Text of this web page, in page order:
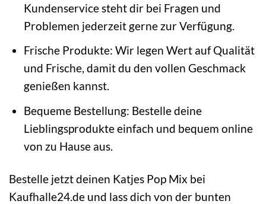
Kundenservice steht dir bei Fragen und
Problemen jederzeit gerne zur Verfügung.
Frische Produkte: Wir legen Wert auf Qualität
und Frische, damit du den vollen Geschmack
genießen kannst.
Bequeme Bestellung: Bestelle deine
Lieblingsprodukte einfach und bequem online
von zu Hause aus.
Bestelle jetzt deinen Katjes Pop Mix bei
Kaufhalle24.de und lass dich von der bunten